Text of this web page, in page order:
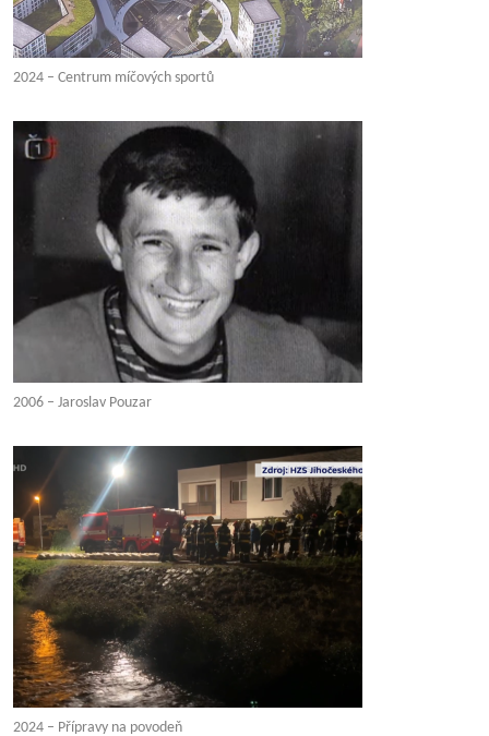
2024 – Centrum míčových sportů
2006 – Jaroslav Pouzar
2024 – Přípravy na povodeň